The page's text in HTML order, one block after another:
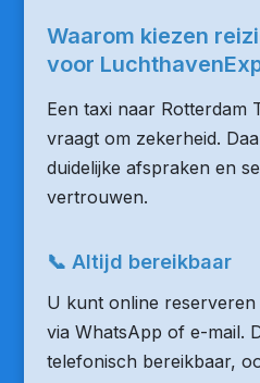
Waarom kiezen
voor
Een taxi naar Rotterdam
vraagt om zekerheid.
duidelijke afspraken en
vertrouwen.
📞 Altijd bereikbaar
U kunt online
via WhatsApp of e-mail.
telefonisch bereikbaar,